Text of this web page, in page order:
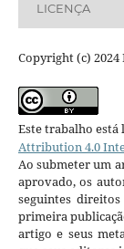
LICENÇA
Copyright (c)
Este trabalho está
Attribution 4.0
Ao submeter um
aprovado, os
seguintes
primeira
artigo e seus